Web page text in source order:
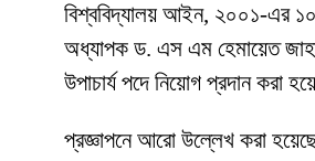
বিশ্ববিদ্যালয় আইন, ২০০১-এর
অধ্যাপক ড. এস এম হেমায়েত
উপাচার্য পদে নিয়োগ প্রদান করা
প্রজ্ঞাপনে আরো উল্লেখ করা